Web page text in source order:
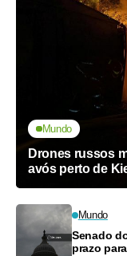
Mundo
Drones russos
avós perto de
Mundo
Senado
prazo